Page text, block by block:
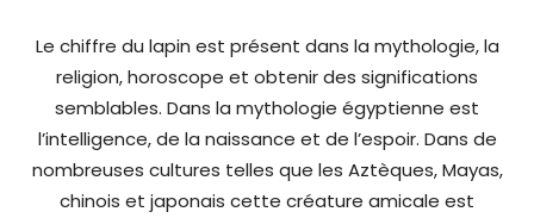
Le chiffre du lapin est présent dans la mythologie, la
religion, horoscope et obtenir des significations
semblables. Dans la mythologie égyptienne est
l’intelligence, de la naissance et de l’espoir. Dans de
nombreuses cultures telles que les Aztèques, Mayas,
chinois et japonais cette créature amicale est